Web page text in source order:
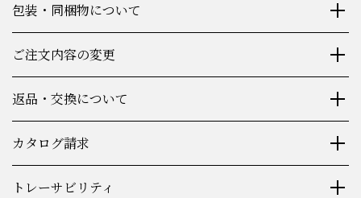
包装・同梱物について
ご注文内容の変更
返品・交換について
カタログ請求
トレーサビリティ